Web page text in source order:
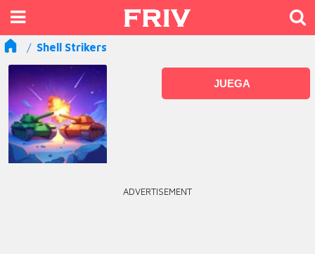
Shell Strikers
JUEGA
ADVERTISEMENT